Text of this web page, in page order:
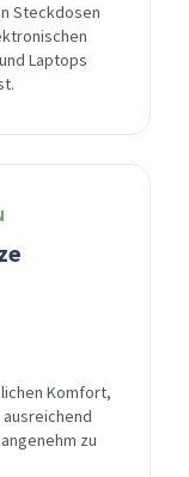
Steckdosen
Laptops
Komfort,
zu